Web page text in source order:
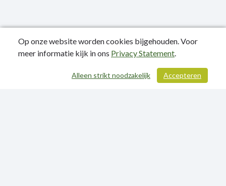
/ 321
Publicatiedatum: 10-06-2024
Op onze website worden cookies bijgehouden. Voor
meer informatie kijk in ons Privacy Statement.
Accepteren
Alleen strikt noodzakelijk